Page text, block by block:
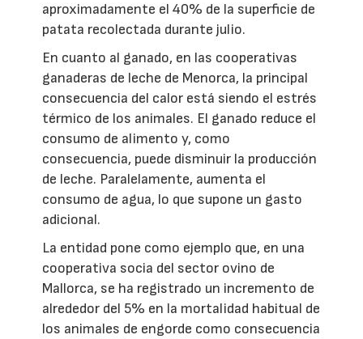
aproximadamente el 40% de la superficie de
patata recolectada durante julio.
En cuanto al ganado, en las cooperativas
ganaderas de leche de Menorca, la principal
consecuencia del calor está siendo el estrés
térmico de los animales. El ganado reduce el
consumo de alimento y, como
consecuencia, puede disminuir la producción
de leche. Paralelamente, aumenta el
consumo de agua, lo que supone un gasto
adicional.
La entidad pone como ejemplo que, en una
cooperativa socia del sector ovino de
Mallorca, se ha registrado un incremento de
alrededor del 5% en la mortalidad habitual de
los animales de engorde como consecuencia